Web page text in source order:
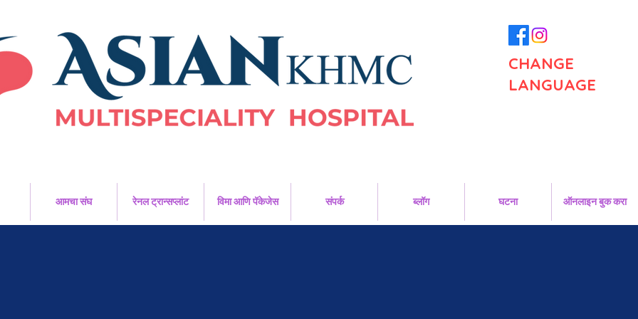
CHANGE
LANGUAGE
आमचा संघ रेनल ट्रान्सप्लांट विमा आणि पॅकेजेस संपर्क ब्लॉग घटना ऑनलाइन बुक करा